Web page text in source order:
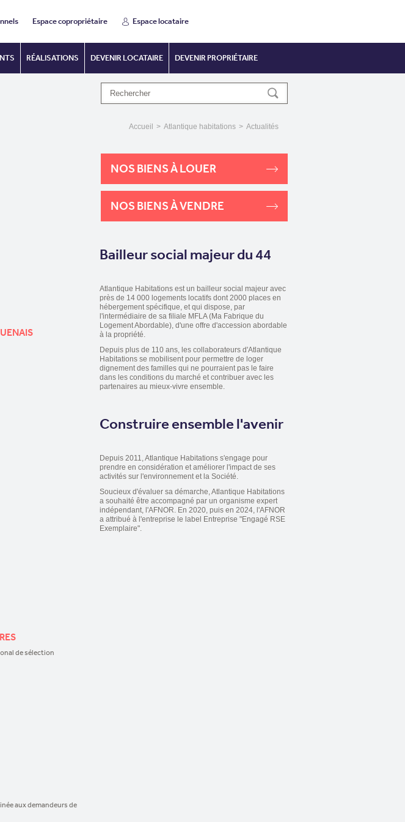
Espace copropriétaire Espace locataire
RÉALISATIONS DEVENIR LOCATAIRE DEVENIR PROPRIÉTAIRE
Accueil > Atlantique habitations > Actualités
de sélection
aux demandeurs de
NOS BIENS À LOUER
NOS BIENS À VENDRE
Bailleur social majeur du 44
Atlantique Habitations est un bailleur social majeur avec
près de 14 000 logements locatifs dont 2000 places en
hébergement spécifique, et qui dispose, par
l'intermédiaire de sa filiale MFLA (Ma Fabrique du
Logement Abordable), d'une offre d'accession abordable
à la propriété.
Depuis plus de 110 ans, les collaborateurs d'Atlantique
Habitations se mobilisent pour permettre de loger
dignement des familles qui ne pourraient pas le faire
dans les conditions du marché et contribuer avec les
partenaires au mieux-vivre ensemble.
Construire ensemble l'avenir
Depuis 2011, Atlantique Habitations s'engage pour
prendre en considération et améliorer l'impact de ses
activités sur l'environnement et la Société.
Soucieux d'évaluer sa démarche, Atlantique Habitations
a souhaité être accompagné par un organisme expert
indépendant, l'AFNOR. En 2020, puis en 2024, l'AFNOR
a attribué à l'entreprise le label Entreprise "Engagé RSE
Exemplaire".